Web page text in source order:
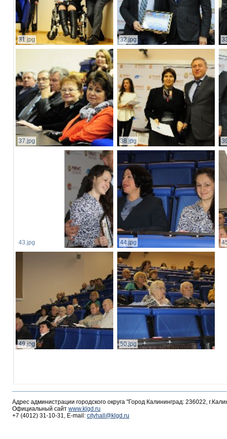
31.jpg 32.jpg
37.jpg 38.jpg
43.jpg 44.jpg
49.jpg 50.jpg
Адрес администрации городского округа "Город Калининград: 236022,
Официальный сайт www.klgd.ru
+7 (4012) 31-10-31, E-mail: cityhall@klgd.ru